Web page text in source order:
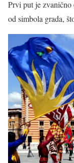
Prvi put je zvanično
od simbola grada,